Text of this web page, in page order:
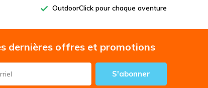
OutdoorClick pour chaque aventure
dernières offres et promotions
S'abonner